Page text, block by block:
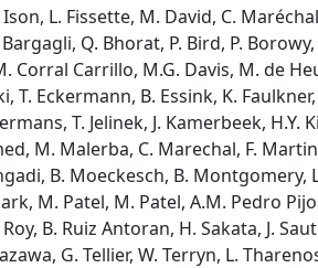
L. Fissette, M. David, C.
Q. Bhorat, P. Bird, P.
Carrillo, M.G. Davis, M. de
Eckermann, B. Essink, K.
T. Jelinek, J. Kamerbeek, H.Y.
M. Malerba, C. Marechal, F.
B. Moeckesch, B. Montgomery,
M. Patel, M. Patel, A.M. Pedro
B. Ruiz Antoran, H. Sakata, J.
G. Tellier, W. Terryn, L.